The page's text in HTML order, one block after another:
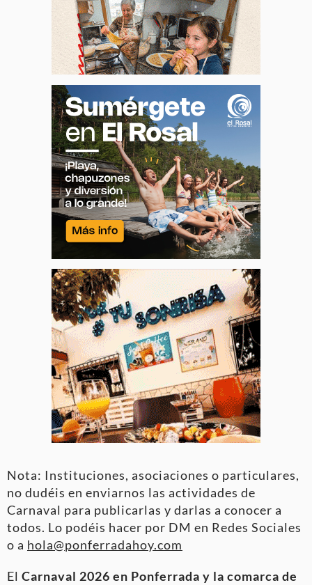
Nota: Instituciones, asociaciones o particulares,
no dudéis en enviarnos las actividades de
Carnaval para publicarlas y darlas a conocer a
todos. Lo podéis hacer por DM en Redes Sociales
o a hola@ponferradahoy.com
El Carnaval 2026 en Ponferrada y la comarca de